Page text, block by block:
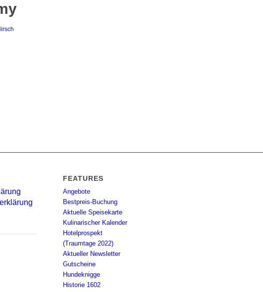
FEATURES
Angebote
Bestpreis-Buchung
Aktuelle Speisekarte
Kulinarischer Kalender
Hotelprospekt
(Traumtage 2022)
Aktueller Newsletter
Gutscheine
Hundeknigge
Historie 1602